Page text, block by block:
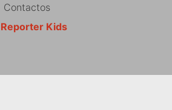
Contactos
Reporter Kids